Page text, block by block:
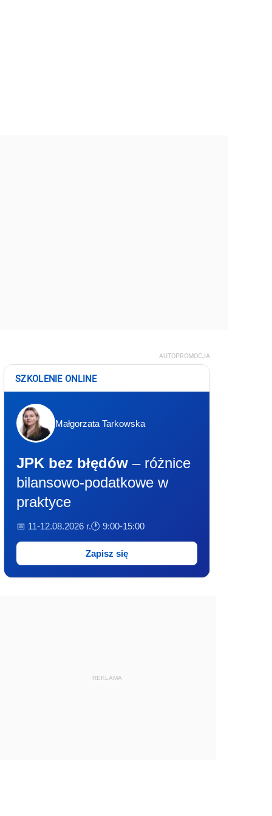
AUTOPROMOCJA
SZKOLENIE ONLINE
Małgorzata Tarkowska
JPK bez błędów – różnice
bilansowo-podatkowe w
praktyce
📅 11-12.08.2026 r.🕐 9:00-15:00
Zapisz się
REKLAMA